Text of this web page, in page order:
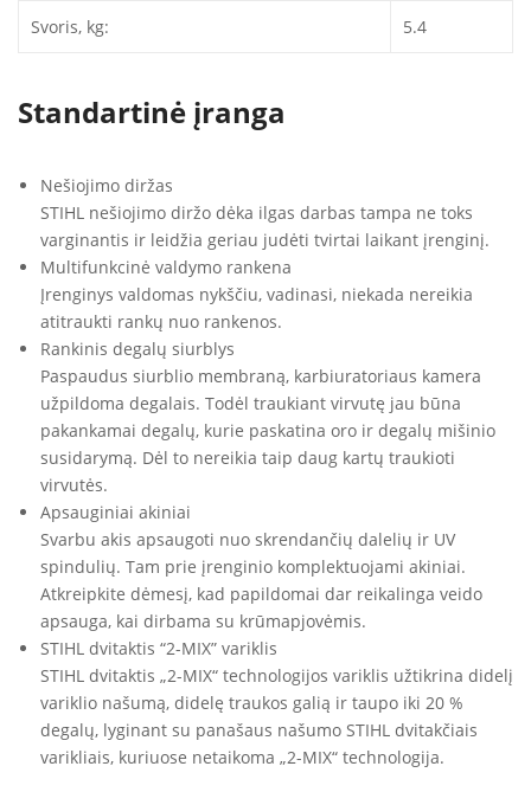
Svoris, kg: 5.4
Standartinė įranga
Nešiojimo diržas
STIHL nešiojimo diržo dėka ilgas darbas tampa ne toks
varginantis ir leidžia geriau judėti tvirtai laikant įrenginį.
Multifunkcinė valdymo rankena
Įrenginys valdomas nykščiu, vadinasi, niekada nereikia
atitraukti rankų nuo rankenos.
Rankinis degalų siurblys
Paspaudus siurblio membraną, karbiuratoriaus kamera
užpildoma degalais. Todėl traukiant virvutę jau būna
pakankamai degalų, kurie paskatina oro ir degalų mišinio
susidarymą. Dėl to nereikia taip daug kartų traukioti
virvutės.
Apsauginiai akiniai
Svarbu akis apsaugoti nuo skrendančių dalelių ir UV
spindulių. Tam prie įrenginio komplektuojami akiniai.
Atkreipkite dėmesį, kad papildomai dar reikalinga veido
apsauga, kai dirbama su krūmapjovėmis.
STIHL dvitaktis “2-MIX” variklis
STIHL dvitaktis „2-MIX“ technologijos variklis užtikrina didelį
variklio našumą, didelę traukos galią ir taupo iki 20 %
degalų, lyginant su panašaus našumo STIHL dvitakčiais
varikliais, kuriuose netaikoma „2-MIX“ technologija.